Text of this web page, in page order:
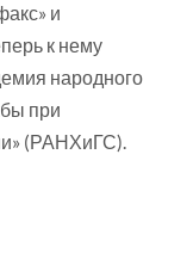
и
к нему
народного
при
(РАНХиГС).